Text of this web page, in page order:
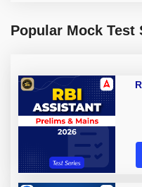
Popular Mock Test